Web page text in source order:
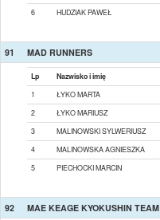
6
HUDZIAK PAWEŁ
91 MAD RUNNERS
Lp Nazwisko i imię
1
ŁYKO MARTA
2
ŁYKO MARIUSZ
3
MALINOWSKI SYLWERIUSZ
4
MALINOWSKA AGNIESZKA
5
PIECHOCKI MARCIN
92 MAE KEAGE KYOKUSHIN TEAM